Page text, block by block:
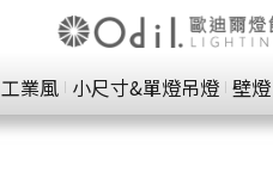
工業風 小尺寸&單燈吊燈 壁燈